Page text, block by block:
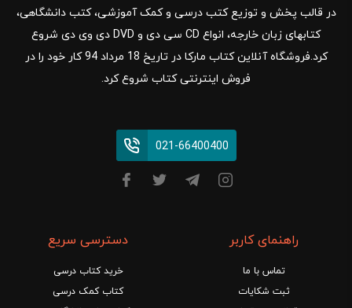
در قالب پخش و توزیع کتب درسی و کمک آموزشی، کتب دانشگاهی،
کتابهای زبان خارجه، انواع CD سی دی و DVD دی وی دی شروع
کرد.فروشگاه آنلاین کتاب مارکا در تاریخ 18 مرداد 94 کار خود را در
فروش اینترنتی کتاب شروع کرد.
021-66400400
راهنمای کاربر
تماس با ما
ثبت شکایات
دسترسی سریع
خرید کتاب درسی
کتاب کمک درسی